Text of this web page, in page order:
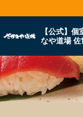
【公式】
なや道場